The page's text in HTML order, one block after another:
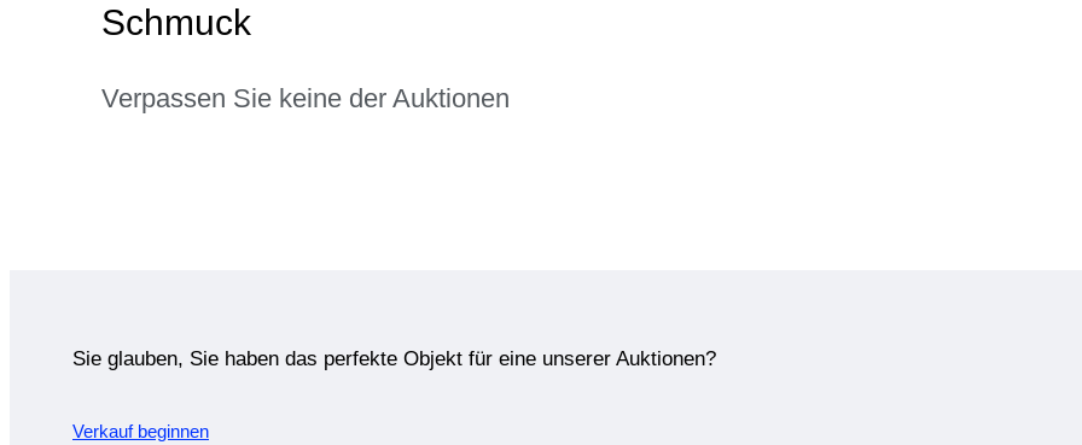
Schmuck
Verpassen Sie keine der Auktionen
Sie glauben, Sie haben das perfekte Objekt für eine unserer Auktionen?
Verkauf beginnen